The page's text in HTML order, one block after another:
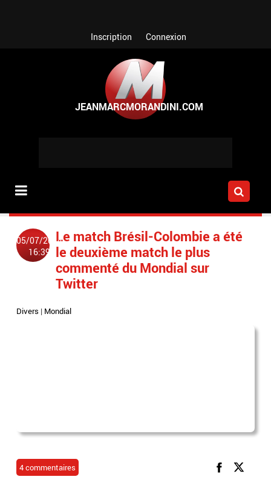
Inscription Connexion
05/07/2014
16:39
Le match Brésil-Colombie a été
le deuxième match le plus
commenté du Mondial sur
Twitter
Divers | Mondial
4 commentaires